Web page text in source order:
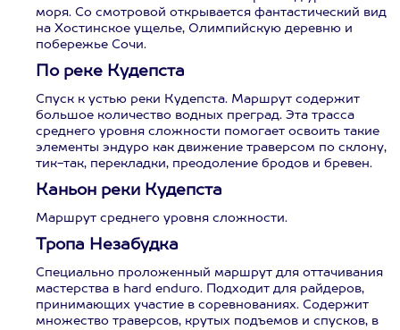
моря. Со смотровой открывается фантастический вид
на Хостинское ущелье, Олимпийскую деревню и
побережье Сочи.
По реке Кудепста
Спуск к устью реки Кудепста. Маршрут содержит
большое количество водных преград. Эта трасса
среднего уровня сложности помогает освоить такие
элементы эндуро как движение траверсом по склону,
тик-так, перекладки, преодоление бродов и бревен.
Каньон реки Кудепста
Маршрут среднего уровня сложности.
Тропа Незабудка
Специально проложенный маршрут для оттачивания
мастерства в hard enduro. Подходит для райдеров,
принимающих участие в соревнованиях. Содержит
множество траверсов, крутых подъемов и спусков, в